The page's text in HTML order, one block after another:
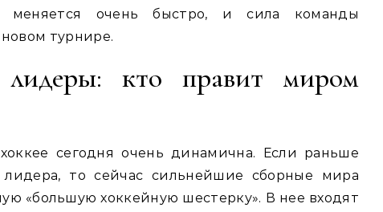
меняется очень быстро, и сила команды
турнире.
лидеры: кто правит миром
сегодня очень динамична. Если раньше
то сейчас сильнейшие сборные мира
«большую хоккейную шестерку». В нее входят